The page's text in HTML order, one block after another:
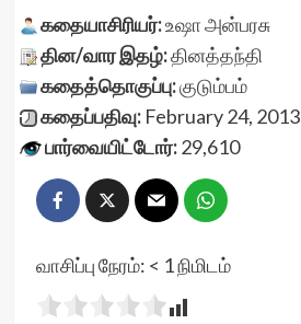
கதையாசிரியர்:உஷா அன்பரசு
தின/வார இதழ்:தினத்தந்தி
கதைத்தொகுப்பு:குடும்பம்
கதைப்பதிவு:February 24, 2013
பார்வையிட்டோர்:29,610
வாசிப்பு நேரம்: < 1நிமிடம்